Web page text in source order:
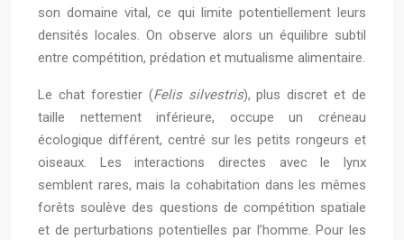
son domaine vital, ce qui limite potentiellement leurs
densités locales. On observe alors un équilibre subtil
entre compétition, prédation et mutualisme alimentaire.
Le chat forestier (Felis silvestris), plus discret et de
taille nettement inférieure, occupe un créneau
écologique différent, centré sur les petits rongeurs et
oiseaux. Les interactions directes avec le lynx
semblent rares, mais la cohabitation dans les mêmes
forêts soulève des questions de compétition spatiale
et de perturbations potentielles par l’homme. Pour les